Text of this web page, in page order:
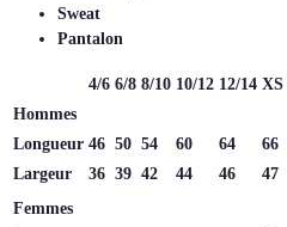
Sweat
Pantalon
4/6 6/8 8/10 10/12 12/14 XS
Hommes
Longueur 46 50 54 60 64 66
Largeur
36 39 42 44 46 47
Femmes